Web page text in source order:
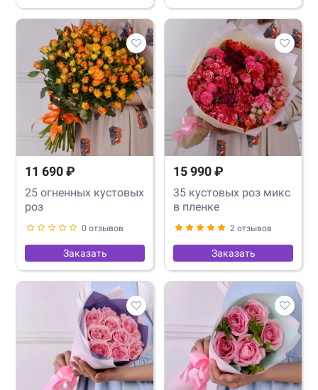
11 690 ₽
25 огненных кустовых
роз
0 отзывов
Заказать
15 990 ₽
35 кустовых роз микс
в пленке
2 отзывов
Заказать